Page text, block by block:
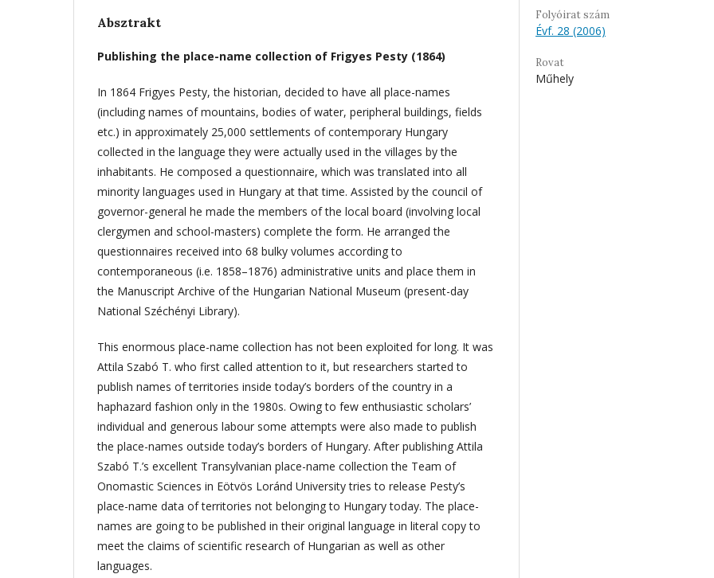
Absztrakt
Publishing the place-name collection of Frigyes Pesty (1864)
In 1864 Frigyes Pesty, the historian, decided to have all place-names
(including names of mountains, bodies of water, peripheral buildings, fields
etc.) in approximately 25,000 settlements of contemporary Hungary
collected in the language they were actually used in the villages by the
inhabitants. He composed a questionnaire, which was translated into all
minority languages used in Hungary at that time. Assisted by the council of
governor-general he made the members of the local board (involving local
clergymen and school-masters) complete the form. He arranged the
questionnaires received into 68 bulky volumes according to
contemporaneous (i.e. 1858–1876) administrative units and place them in
the Manuscript Archive of the Hungarian National Museum (present-day
National Széchényi Library).
This enormous place-name collection has not been exploited for long. It was
Attila Szabó T. who first called attention to it, but researchers started to
publish names of territories inside today’s borders of the country in a
haphazard fashion only in the 1980s. Owing to few enthusiastic scholars’
individual and generous labour some attempts were also made to publish
the place-names outside today’s borders of Hungary. After publishing Attila
Szabó T.’s excellent Transylvanian place-name collection the Team of
Onomastic Sciences in Eötvös Loránd University tries to release Pesty’s
place-name data of territories not belonging to Hungary today. The place-
names are going to be published in their original language in literal copy to
meet the claims of scientific research of Hungarian as well as other
languages.
Folyóirat szám
Évf. 28 (2006)
Rovat
Műhely